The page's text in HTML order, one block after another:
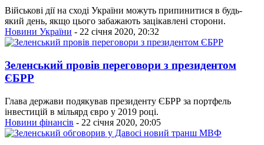
Військові дії на сході України можуть припинитися в будь-
який день, якщо цього забажають зацікавлені сторони.
Новини України - 22 січня 2020, 20:32
Зеленський провів переговори з президентом
ЄБРР
Глава держави подякував президенту ЄБРР за портфель
інвестицій в мільярд євро у 2019 році.
Новини фінансів - 22 січня 2020, 20:05